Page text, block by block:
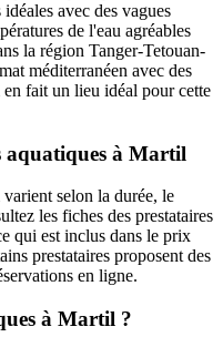
avec des vagues
de l'eau agréables
la région Tanger-Tetouan-
méditerranéen avec des
en fait un lieu idéal pour cette
aquatiques à Martil
selon la durée, le
les fiches des prestataires
qui est inclus dans le prix
prestataires proposent des
en ligne.
à Martil ?